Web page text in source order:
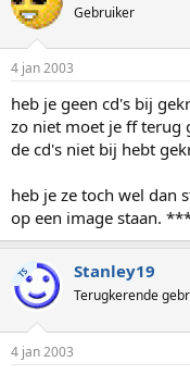
Gebruiker
4 jan 2003
heb je geen cd's bij
zo niet moet je ff terug
de cd's niet bij hebt
heb je ze toch wel dan
op een image staan.
TS Stanley19
Terugkerende
4 jan 2003